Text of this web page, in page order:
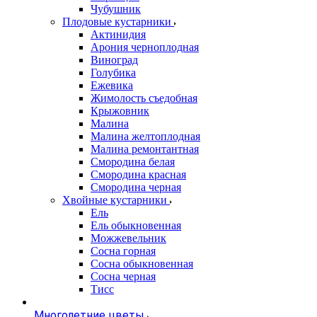
Чубушник
Плодовые кустарники
Актинидия
Арония черноплодная
Виноград
Голубика
Ежевика
Жимолость съедобная
Крыжовник
Малина
Малина желтоплодная
Малина ремонтантная
Смородина белая
Смородина красная
Смородина черная
Хвойные кустарники
Ель
Ель обыкновенная
Можжевельник
Сосна горная
Сосна обыкновенная
Сосна черная
Тисс